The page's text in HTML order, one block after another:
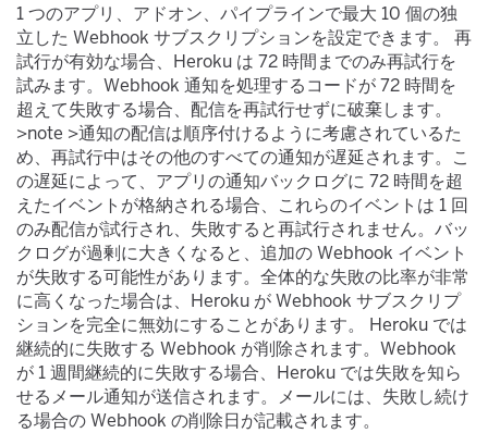
1 つのアプリ、アドオン、パイプラインで最大 10 個の独
立した Webhook サブスクリプションを設定できます。 再
試行が有効な場合、Heroku は 72 時間までのみ再試行を
試みます。Webhook 通知を処理するコードが 72 時間を
超えて失敗する場合、配信を再試行せずに破棄します。
>note >通知の配信は順序付けるように考慮されているた
め、再試行中はその他のすべての通知が遅延されます。こ
の遅延によって、アプリの通知バックログに 72 時間を超
えたイベントが格納される場合、これらのイベントは 1 回
のみ配信が試行され、失敗すると再試行されません。バッ
クログが過剰に大きくなると、追加の Webhook イベント
が失敗する可能性があります。全体的な失敗の比率が非常
に高くなった場合は、Heroku が Webhook サブスクリプ
ションを完全に無効にすることがあります。 Heroku では
継続的に失敗する Webhook が削除されます。Webhook
が 1 週間継続的に失敗する場合、Heroku では失敗を知ら
せるメール通知が送信されます。メールには、失敗し続け
る場合の Webhook の削除日が記載されます。